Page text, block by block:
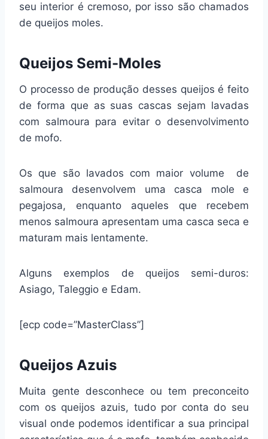
seu interior é cremoso, por isso são chamados
de queijos moles.
Queijos Semi-Moles
O processo de produção desses queijos é feito
de forma que as suas cascas sejam lavadas
com salmoura para evitar o desenvolvimento
de mofo.
Os que são lavados com maior volume de
salmoura desenvolvem uma casca mole e
pegajosa, enquanto aqueles que recebem
menos salmoura apresentam uma casca seca e
maturam mais lentamente.
Alguns exemplos de queijos semi-duros:
Asiago, Taleggio e Edam.
[ecp code=”MasterClass”]
Queijos Azuis
Muita gente desconhece ou tem preconceito
com os queijos azuis, tudo por conta do seu
visual onde podemos identificar a sua principal